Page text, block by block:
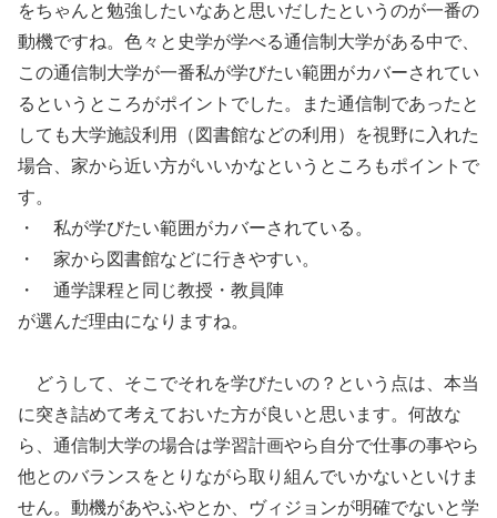
をちゃんと勉強したいなあと思いだしたというのが一番の
動機ですね。色々と史学が学べる通信制大学がある中で、
この通信制大学が一番私が学びたい範囲がカバーされてい
るというところがポイントでした。また通信制であったと
しても大学施設利用（図書館などの利用）を視野に入れた
場合、家から近い方がいいかなというところもポイントで
す。
・ 私が学びたい範囲がカバーされている。
・ 家から図書館などに行きやすい。
・ 通学課程と同じ教授・教員陣
が選んだ理由になりますね。
どうして、そこでそれを学びたいの？という点は、本当
に突き詰めて考えておいた方が良いと思います。何故な
ら、通信制大学の場合は学習計画やら自分で仕事の事やら
他とのバランスをとりながら取り組んでいかないといけま
せん。動機があやふやとか、ヴィジョンが明確でないと学